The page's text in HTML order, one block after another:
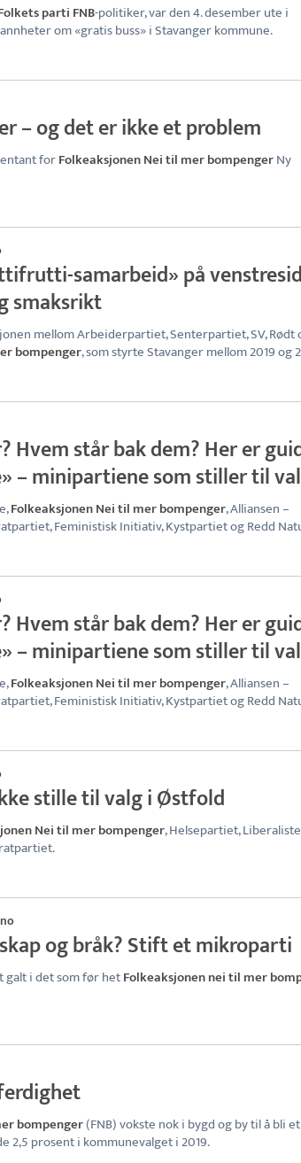
parti FNB-politiker, var den 4. desember ute i
om «gratis buss» i Stavanger kommune.
– og det er ikke et problem
forFolkeaksjonen Nei til mer bompengerNy
samarbeid» på
smaksrikt
mellom Arbeiderpartiet, Senterpartiet, SV, Rødt
bompenger, som styrte Stavanger mellom 2019 og
Hvem står bak dem? Her er
– minipartiene som stiller til
Folkeaksjonen Nei til mer bompenger, Alliansen –
Feministisk Initiativ, Kystpartiet og Redd
Hvem står bak dem? Her er
– minipartiene som stiller til
Folkeaksjonen Nei til mer bompenger, Alliansen –
Feministisk Initiativ, Kystpartiet og Redd
stille til valg i Østfold
Nei til mer bompenger, Helsepartiet,
og bråk? Stift et mikroparti
galt i det som før hetFolkeaksjonen nei til mer
bompenger(FNB) vokste nok i bygd og by til å bli et
2,5 prosent i kommunevalget i 2019.